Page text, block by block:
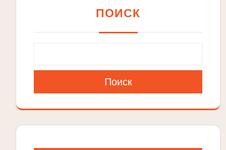
ПОИСК
Поиск